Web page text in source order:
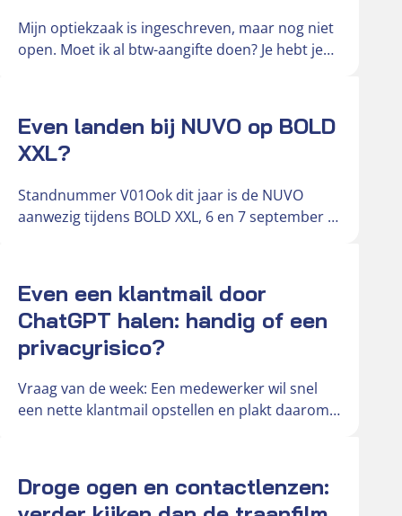
Mijn optiekzaak is ingeschreven, maar nog niet
open. Moet ik al btw-aangifte doen? Je hebt je
Even landen bij NUVO op BOLD
XXL?
Standnummer V01Ook dit jaar is de NUVO
aanwezig tijdens BOLD XXL, 6 en 7 september in
Even een klantmail door
ChatGPT halen: handig of een
privacyrisico?
Vraag van de week: Een medewerker wil snel
een nette klantmail opstellen en plakt daarom
Droge ogen en contactlenzen: